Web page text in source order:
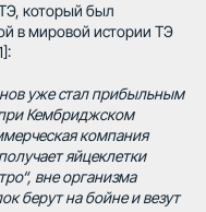
который был
в мировой истории ТЭ
уже стал прибыльным
Кембриджском
компания
яйцеклетки
вне организма
берут на бойне и везут